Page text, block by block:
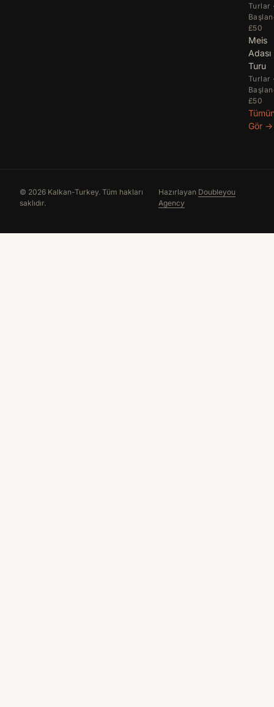
Turlar
£50
Meis
Adası
Turu
Turlar
£50
Gör →
© 2026 Kalkan-Turkey. Tüm hakları
saklıdır.
Hazırlayan Doubleyou
Agency